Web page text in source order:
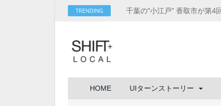
TRENDING
HOME UIターンストーリー